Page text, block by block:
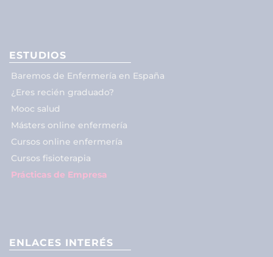
ESTUDIOS
Baremos de Enfermería en España
¿Eres recién graduado?
Mooc salud
Másters online enfermería
Cursos online enfermería
Cursos fisioterapia
Prácticas de Empresa
ENLACES INTERÉS